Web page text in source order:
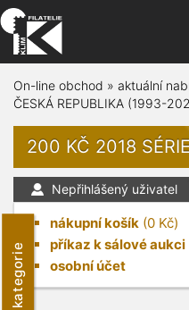
kategorie
On-line obchod » aktuální
ČESKÁ REPUBLIKA (1993-
200 KČ 2018
Nepřihlášený uživatel
nákupní košík (0 Kč)
příkaz k sálové aukci
osobní účet